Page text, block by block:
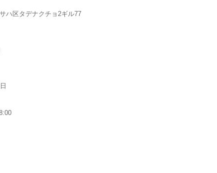
ハ区タデナクチョ2ギル77